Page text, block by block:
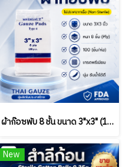
ผ้าก๊อซพับ 8 ชั้น ขนาด 3"x3" (100 ชิ้น/ห่อ) ชนิดไม่สเตอร์ไรด์ THAI GAUZE
New